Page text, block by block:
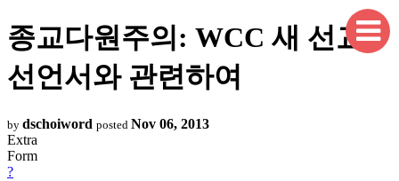
종교다원주의: WCC 새 선교
선언서와 관련하여
by dschoiword posted Nov 06, 2013
Extra
Form
?